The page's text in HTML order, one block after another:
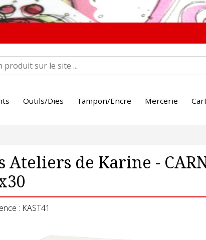
Outils/Dies Tampon/Encre Mercerie
Ateliers de Karine -
: KAST41